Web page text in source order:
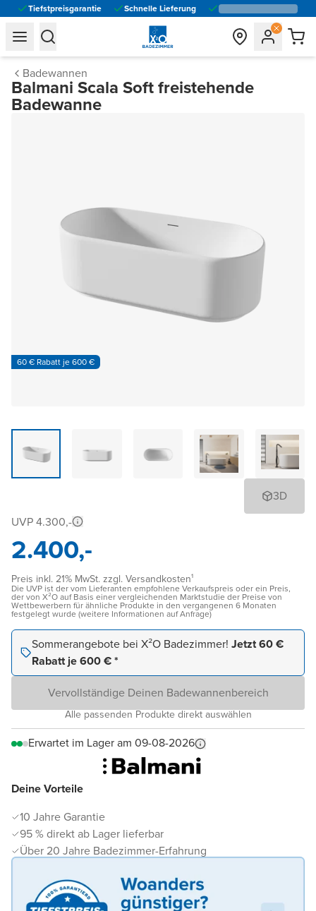
Tiefstpreisgarantie Schnelle Lieferung
general.navigation.toggle_menu.label
general.navigation.toggle_menu.label
Badewannen
Balmani Scala Soft freistehende
Badewanne
60 € Rabatt je 600 €
3D
Deine Vorteile
10 Jahre Garantie
95 % direkt ab Lager lieferbar
Über 20 Jahre Badezimmer-Erfahrung
UVP 4.300,-
2.400,-
Preis inkl. 21% MwSt. zzgl. Versandkosten¹
Die UVP ist der vom Lieferanten empfohlene Verkaufspreis oder ein Preis,
der von X²O auf Basis einer vergleichenden Marktstudie der Preise von
Wettbewerbern für ähnliche Produkte in den vergangenen 6 Monaten
festgelegt wurde (weitere Informationen auf Anfrage)
Sommerangebote bei X²O Badezimmer! Jetzt 60 €
Rabatt je 600 € *
Vervollständige Deinen Badewannenbereich
Alle passenden Produkte direkt auswählen
Erwartet im Lager am 09-08-2026